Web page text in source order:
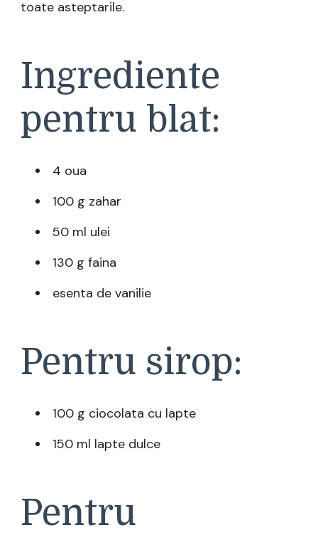
toate asteptarile.
Ingrediente
pentru blat:
4 oua
100 g zahar
50 ml ulei
130 g faina
esenta de vanilie
Pentru sirop:
100 g ciocolata cu lapte
150 ml lapte dulce
Pentru